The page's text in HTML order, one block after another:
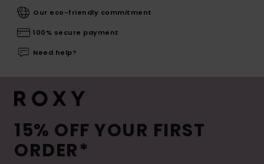
Our eco-friendly commitment
100% secure payment
Need help?
15% OFF YOUR FIRST
ORDER*